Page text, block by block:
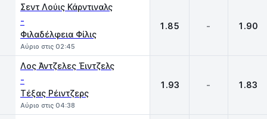
Σεντ Λούις Κάρντιναλς
-
Φιλαδέλφεια Φίλις
Αύριο στις 02:45
1.85 - 1.90
Λος Άντζελες Έιντζελς
-
Τέξας Ρέιντζερς
Αύριο στις 04:38
1.93 - 1.83